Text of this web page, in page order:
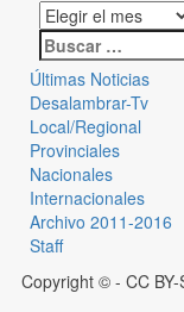
Últimas Noticias
Desalambrar-Tv
Local/Regional
Provinciales
Nacionales
Internacionales
Archivo 2011-2016
Staff
Copyright © - CC BY-